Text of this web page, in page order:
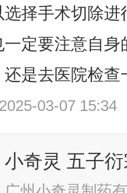
选择手术切除
定要注意自
是去医院检查
03-07 15:34
小奇灵 五子